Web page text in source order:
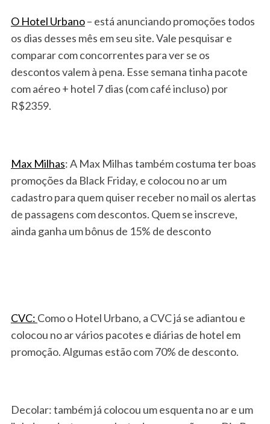
O Hotel Urbano– está anunciando promoções todos
os dias desses mês em seu site. Vale pesquisar e
comparar com concorrentes para ver se os
descontos valem à pena. Esse semana tinha pacote
com aéreo + hotel 7 dias (com café incluso) por
R$2359.
Max Milhas: A Max Milhas também costuma ter boas
promoções da Black Friday, e colocou no ar um
cadastro para quem quiser receber no mail os alertas
de passagens com descontos. Quem se inscreve,
ainda ganha um bônus de 15% de desconto
CVC: Como o Hotel Urbano, a CVC já se adiantou e
colocou no ar vários pacotes e diárias de hotel em
promoção. Algumas estão com 70% de desconto.
Decolar: também já colocou um esquenta no ar e um
a
c
h
f
o